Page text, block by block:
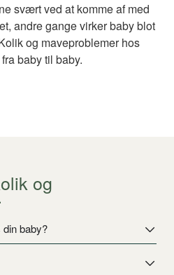
svært ved at komme af med
andre gange virker baby blot
og maveproblemer hos
baby til baby.
og
baby?